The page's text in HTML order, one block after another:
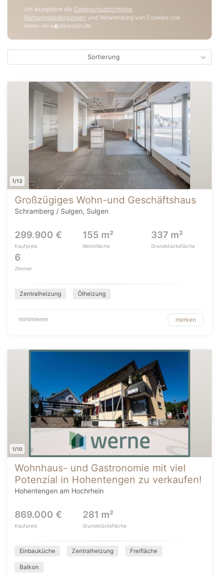
Ich akzeptiere die Datenschutzrichtlinie,
Nutzungsbedingungen und Verwendung von Cookies von
immo-im-s�dwesten.de.
Sortierung
1/13
Großzügiges Wohn-und Geschäftshaus
Schramberg / Sulgen, Sulgen
299.900 €
Kaufpreis
155 m²
Wohnfläche
337 m²
Grundstücksfläche
6
Zimmer
Zentralheizung Ölheizung
minimieren merken
1/10
Wohnhaus- und Gastronomie mit viel
Potenzial in Hohentengen zu verkaufen!
Hohentengen am Hochrhein
869.000 €
Kaufpreis
281 m²
Grundstücksfläche
Einbauküche Zentralheizung Freifläche
Balkon